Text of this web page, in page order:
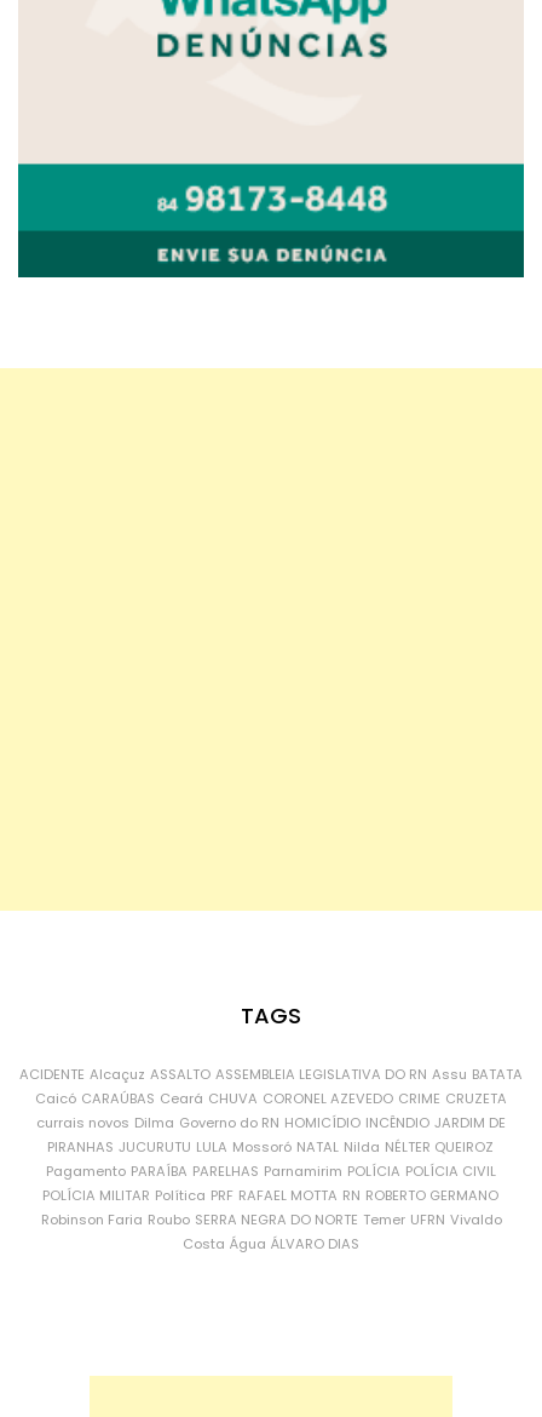
TAGS
ACIDENTE Alcaçuz ASSALTO ASSEMBLEIA LEGISLATIVA DO RN Assu BATATA
Caicó CARAÚBAS Ceará CHUVA CORONEL AZEVEDO CRIME CRUZETA
currais novos Dilma Governo do RN HOMICÍDIO INCÊNDIO JARDIM DE
PIRANHAS JUCURUTU LULA Mossoró NATAL Nilda NÉLTER QUEIROZ
Pagamento PARAÍBA PARELHAS Parnamirim POLÍCIA POLÍCIA CIVIL
POLÍCIA MILITAR Política PRF RAFAEL MOTTA RN ROBERTO GERMANO
Robinson Faria Roubo SERRA NEGRA DO NORTE Temer UFRN Vivaldo
Costa Água ÁLVARO DIAS